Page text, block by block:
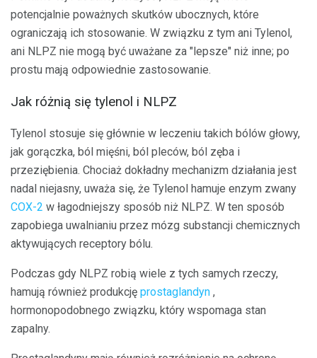
potencjalnie poważnych skutków ubocznych, które
ograniczają ich stosowanie. W związku z tym ani Tylenol,
ani NLPZ nie mogą być uważane za "lepsze" niż inne; po
prostu mają odpowiednie zastosowanie.
Jak różnią się tylenol i NLPZ
Tylenol stosuje się głównie w leczeniu takich bólów głowy,
jak gorączka, ból mięśni, ból pleców, ból zęba i
przeziębienia. Chociaż dokładny mechanizm działania jest
nadal niejasny, uważa się, że Tylenol hamuje enzym zwany
COX-2 w łagodniejszy sposób niż NLPZ. W ten sposób
zapobiega uwalnianiu przez mózg substancji chemicznych
aktywujących receptory bólu.
Podczas gdy NLPZ robią wiele z tych samych rzeczy,
hamują również produkcję prostaglandyn ,
hormonopodobnego związku, który wspomaga stan
zapalny.